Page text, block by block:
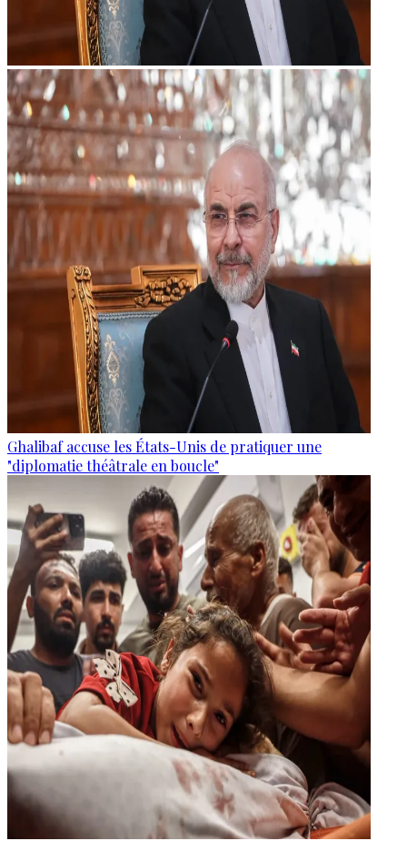
Ghalibaf accuse les États-Unis de pratiquer une
"diplomatie théâtrale en boucle"